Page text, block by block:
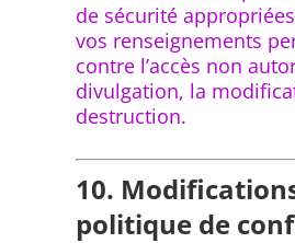
de sécurité
vos renseignements
contre l’accès non
divulgation, la
destruction.
10.
politique de